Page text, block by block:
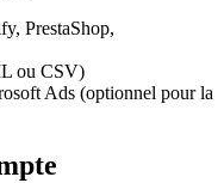
PrestaShop,
ou CSV)
Ads (optionnel pour la